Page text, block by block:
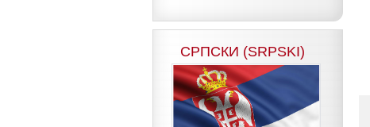
СРПСКИ (SRPSKI)